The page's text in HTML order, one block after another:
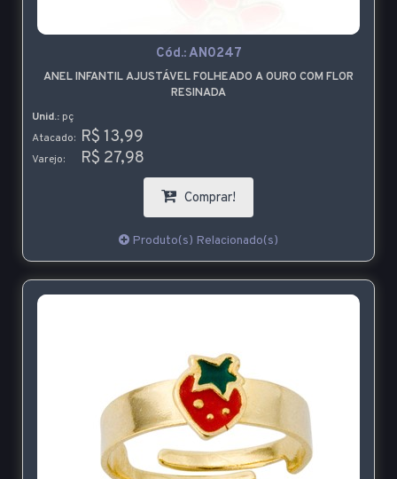
Cód.:AN0247
ANEL INFANTIL AJUSTÁVEL FOLHEADO A OURO COM FLOR
RESINADA
Unid.: pç
Atacado: R$ 13,99
Varejo: R$ 27,98
Comprar!
Produto(s) Relacionado(s)